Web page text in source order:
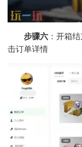
步骤六 ：开箱
击订单详情